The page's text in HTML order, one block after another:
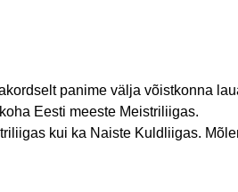
panime välja võistkonna
Eesti meeste Meistriliigas.
kui ka Naiste Kuldliigas.